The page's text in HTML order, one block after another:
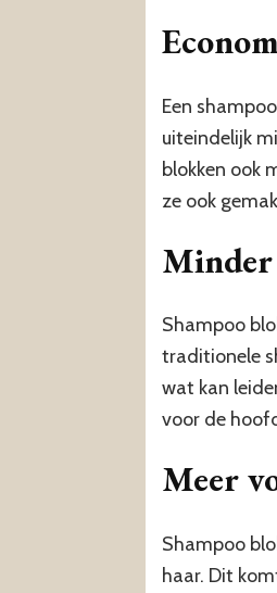
Een
uiteindelijk
blokken ook
ze ook
Minder
Shampoo
traditionele
wat kan
voor de
Meer
Shampoo
haar. Dit